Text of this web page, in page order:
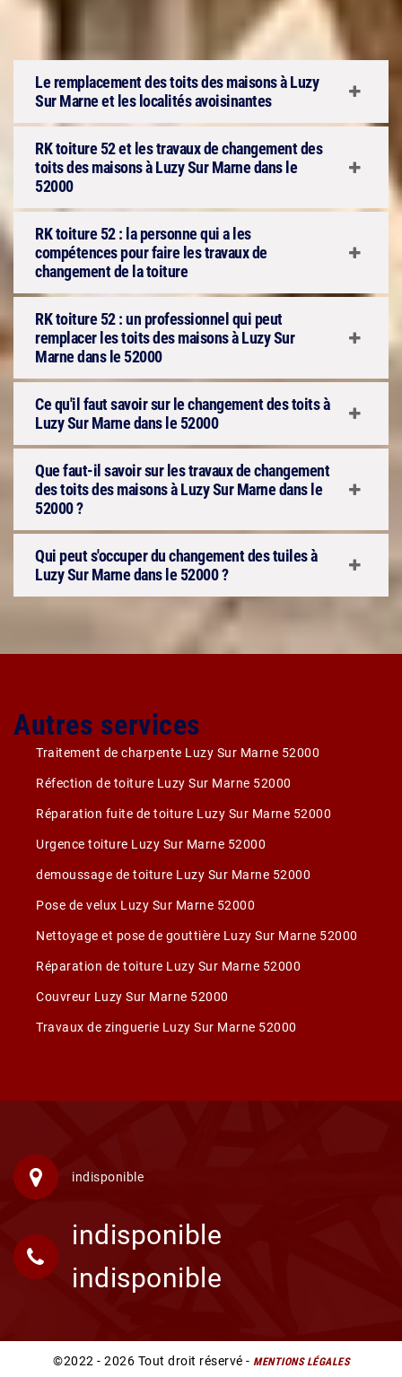
Le remplacement des toits des maisons à Luzy
Sur Marne et les localités avoisinantes
RK toiture 52 et les travaux de changement des
toits des maisons à Luzy Sur Marne dans le
52000
RK toiture 52 : la personne qui a les
compétences pour faire les travaux de
changement de la toiture
RK toiture 52 : un professionnel qui peut
remplacer les toits des maisons à Luzy Sur
Marne dans le 52000
Ce qu'il faut savoir sur le changement des toits à
Luzy Sur Marne dans le 52000
Que faut-il savoir sur les travaux de changement
des toits des maisons à Luzy Sur Marne dans le
52000 ?
Qui peut s'occuper du changement des tuiles à
Luzy Sur Marne dans le 52000 ?
Autres services
Traitement de charpente Luzy Sur Marne 52000
Réfection de toiture Luzy Sur Marne 52000
Réparation fuite de toiture Luzy Sur Marne 52000
Urgence toiture Luzy Sur Marne 52000
demoussage de toiture Luzy Sur Marne 52000
Pose de velux Luzy Sur Marne 52000
Nettoyage et pose de gouttière Luzy Sur Marne 52000
Réparation de toiture Luzy Sur Marne 52000
Couvreur Luzy Sur Marne 52000
Travaux de zinguerie Luzy Sur Marne 52000
indisponible
indisponible
indisponible
©2022 - 2026 Tout droit réservé - MENTIONS LÉGALES